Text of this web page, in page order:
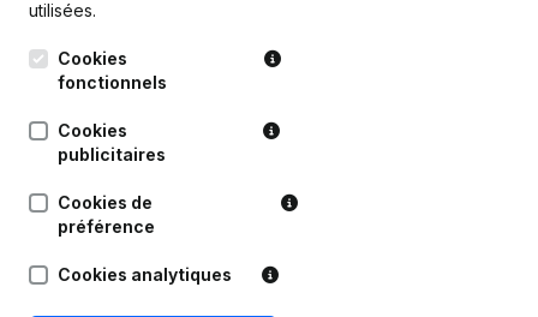
02-05-2018
Personne Morale, Ouverture
Questions fréquemment posées
Quel est le numéro de TVA de Einstijn
utilisées.
Cookies
fonctionnels
Cookies
publicitaires
Cookies de
préférence
Cookies analytiques